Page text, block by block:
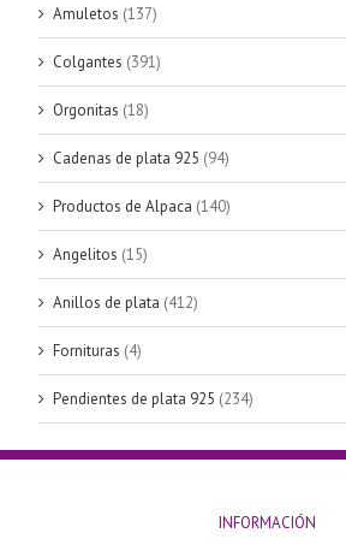
Amuletos (137)
Colgantes (391)
Orgonitas (18)
Cadenas de plata 925 (94)
Productos de Alpaca (140)
Angelitos (15)
Anillos de plata (412)
Fornituras (4)
Pendientes de plata 925 (234)
INFORMACIÓN